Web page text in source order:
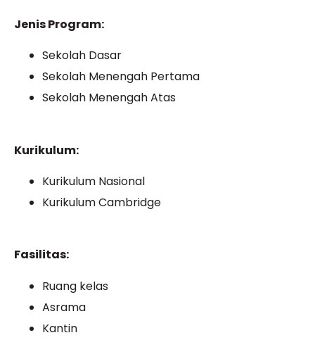
Jenis Program:
Sekolah Dasar
Sekolah Menengah Pertama
Sekolah Menengah Atas
Kurikulum:
Kurikulum Nasional
Kurikulum Cambridge
Fasilitas:
Ruang kelas
Asrama
Kantin